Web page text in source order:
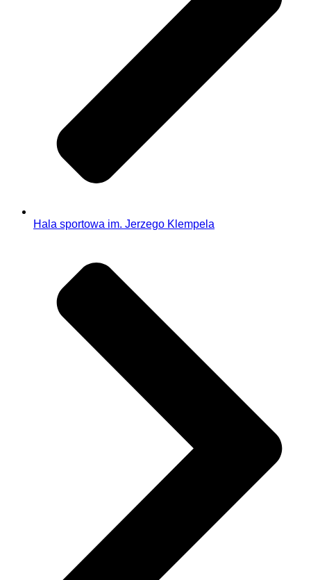
Hala sportowa im. Jerzego Klempela